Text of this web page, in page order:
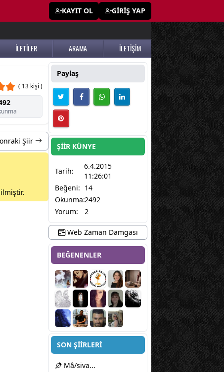
KAYIT OL GİRİŞ YAP
İLETİLER ARAMA İLETİŞİM
( 13 kişi )
Şiir
Paylaş
ŞİİR KÜNYE
Tarih:
6.4.2015
11:26:01
Beğeni: 14
Okunma:2492
Yorum:
2
Web Zaman Damgası
BEĞENENLER
SON ŞİİRLERİ
Mâ/siva...